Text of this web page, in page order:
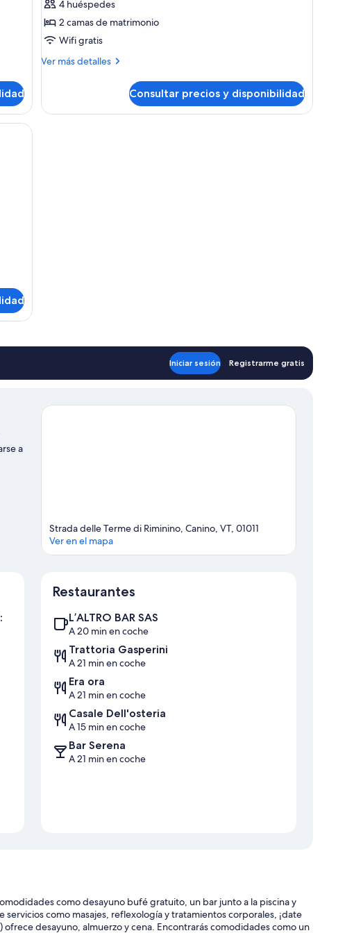
Elite
4 huéspedes
2 camas de matrimonio
Wifi gratis
Ver más detalles
Más
Elite
Consultar precios y disponibilidad
una cama, un banco de madera y una mesa con sillas.
Iniciar sesión Registrarme gratis
a
Strada delle Terme di Riminino, Canino, VT, 01011
Ver en el mapa
Restaurantes
L’ALTRO BAR SAS
A 20 min en coche
Trattoria Gasperini
A 21 min en coche
Era ora
A 21 min en coche
Casale Dell'osteria
A 15 min en coche
Bar Serena
A 21 min en coche
como desayuno bufé gratuito, un bar junto a la piscina y
servicios como masajes, reflexología y tratamientos corporales, ¡date
ofrece desayuno, almuerzo y cena. Encontrarás comodidades como un